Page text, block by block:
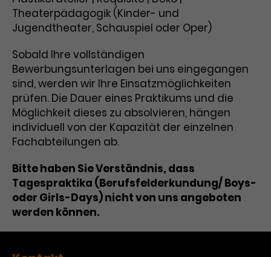
Theaterpädagogik (Kinder- und
Jugendtheater, Schauspiel oder Oper)
Sobald Ihre vollständigen
Bewerbungsunterlagen bei uns eingegangen
sind, werden wir Ihre Einsatzmöglichkeiten
prüfen. Die Dauer eines Praktikums und die
Möglichkeit dieses zu absolvieren, hängen
individuell von der Kapazität der einzelnen
Fachabteilungen ab.
Bitte haben Sie Verständnis, dass
Tagespraktika (Berufsfelderkundung/ Boys-
oder Girls-Days) nicht von uns angeboten
werden können.